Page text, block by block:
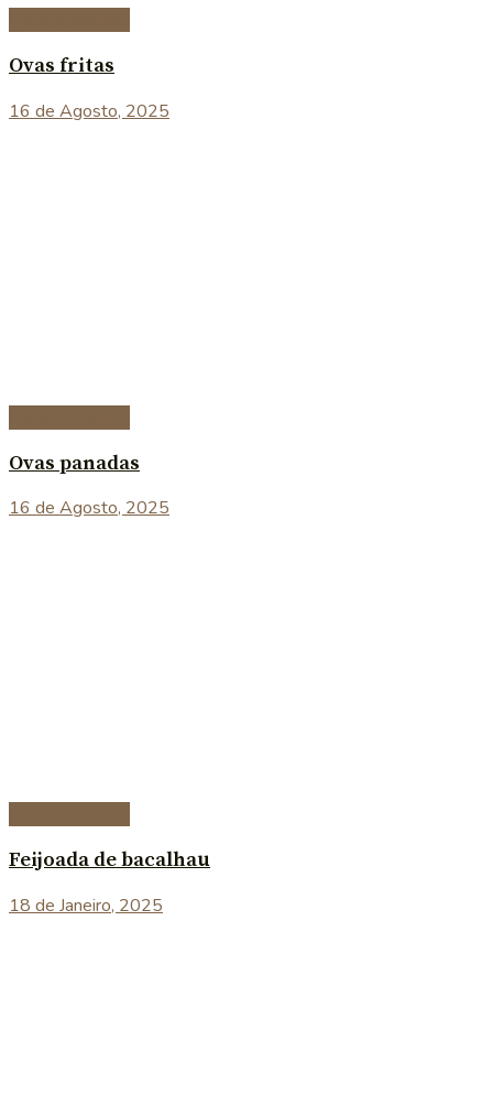
Ovas fritas
16 de Agosto, 2025
Ovas panadas
16 de Agosto, 2025
Feijoada de bacalhau
18 de Janeiro, 2025